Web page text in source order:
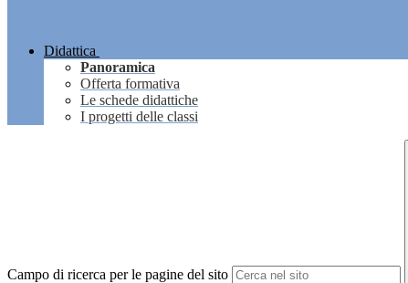
Didattica
Panoramica
Offerta formativa
Le schede didattiche
I progetti delle classi
Campo di ricerca per le pagine del sito